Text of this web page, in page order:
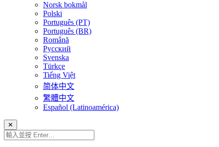
Norsk bokmål
Polski
Português (PT)
Português (BR)
Română
Русский
Svenska
Türkçe
Tiếng Việt
简体中文
繁體中文
Español (Latinoamérica)
✕